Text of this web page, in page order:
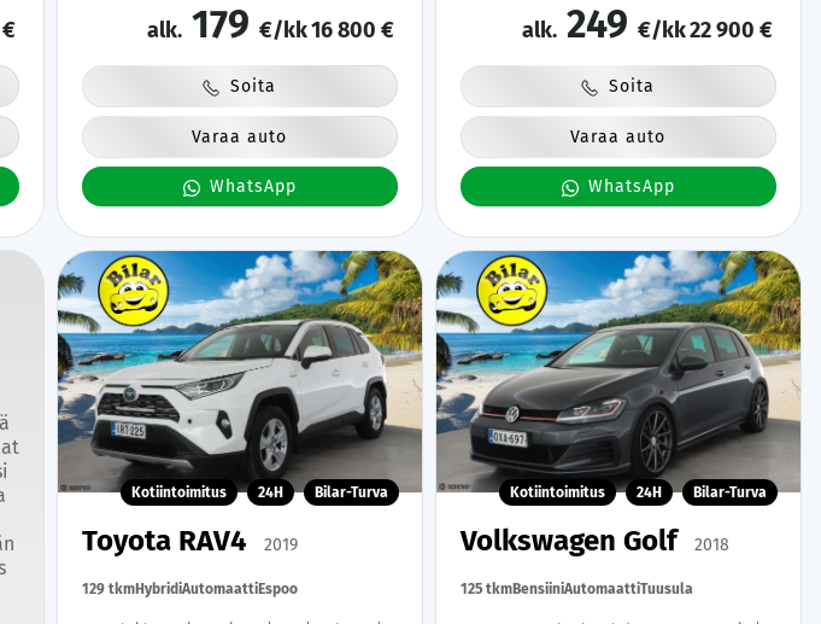
Suomi-auto | Kahdet renkaat |
alk. 179 €/kk16 800 €
Soita
Varaa auto
WhatsApp
alk. 249 €/kk22 900 €
Soita
Varaa auto
WhatsApp
Kotiintoimitus 24H Bilar-Turva
Toyota RAV4 2019
129 tkmHybridiAutomaattiEspoo
Kotiintoimitus 24H Bilar-Turva
Volkswagen Golf 2018
125 tkmBensiiniAutomaattiTuusula